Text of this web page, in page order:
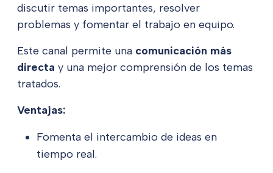
discutir temas importantes, resolver
problemas y fomentar el trabajo en equipo.
Este canal permite una comunicación más
directa y una mejor comprensión de los temas
tratados.
Ventajas:
Fomenta el intercambio de ideas en
tiempo real.